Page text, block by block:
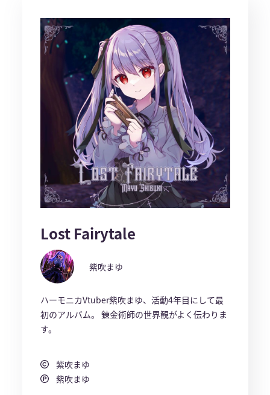
Lost Fairytale
紫吹まゆ
ハーモニカVtuber紫吹まゆ、活動4年目にして最
初のアルバム。 錬金術師の世界観がよく伝わりま
す。
紫吹まゆ
紫吹まゆ